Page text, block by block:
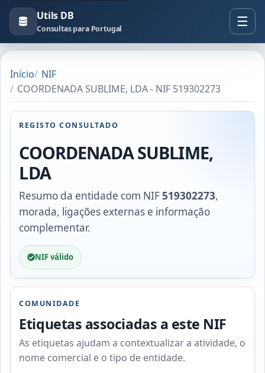
Utils DB
Consultas para Portugal
Início
NIF
COORDENADA SUBLIME, LDA - NIF 519302273
REGISTO CONSULTADO
COORDENADA SUBLIME,
LDA
Resumo da entidade com NIF519302273,
morada, ligações externas e informação
complementar.
NIF válido
COMUNIDADE
Etiquetas associadas a este NIF
As etiquetas ajudam a contextualizar a atividade, o
nome comercial e o tipo de entidade.